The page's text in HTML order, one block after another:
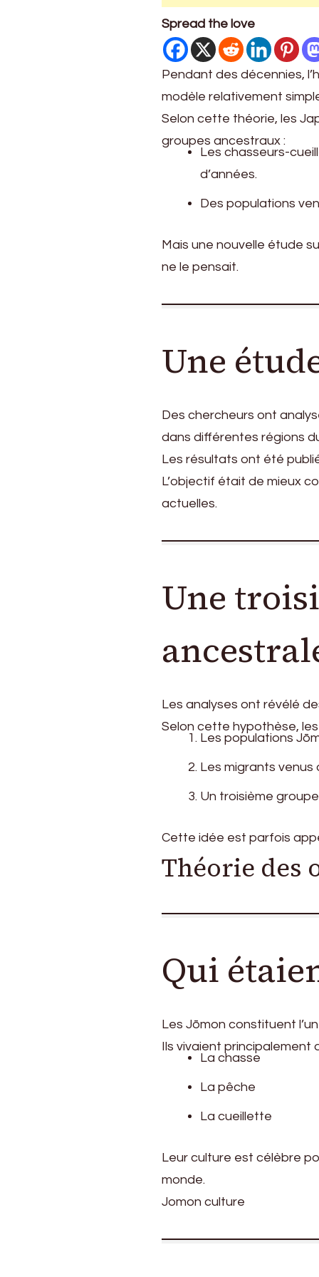
Spread the love
Pendant des décennies,
modèle relativement
Selon cette théorie, les
groupes ancestraux :
Les chasseurs-
d’années.
Des populations
Mais une nouvelle étude
ne le pensait.
Une
Des chercheurs ont
dans différentes régions
Les résultats ont été
L’objectif était de mieux
actuelles.
Une
Les analyses ont révélé
Selon cette hypothèse,
Les populations
Les migrants venus
Un troisième
Cette idée est parfois
Théorie des
Qui
Les Jōmon constituent
Ils vivaient principalement
La chasse
La pêche
La cueillette
Leur culture est célèbre
monde.
Jomon culture